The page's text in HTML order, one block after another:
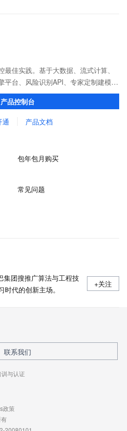
佳实践。基于大数据、流式计算、
平台、风险识别API、专家定制建模等
业在用户注册、运营活动、交易、信
欺诈问题。
产品控制台
通 产品文档
包年包月购买
常见问题
集团搜推广算法与工程技
代的创新主场。
+关注
联系我们
训与认证
政策